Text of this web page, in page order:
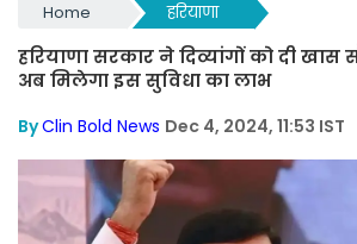
Home हरियाणा
हरियाणा सरकार ने दिव्यांगों को दी खास
अब मिलेगा इस सुविधा का लाभ
ByClin Bold News Dec 4, 2024, 11:53 IST